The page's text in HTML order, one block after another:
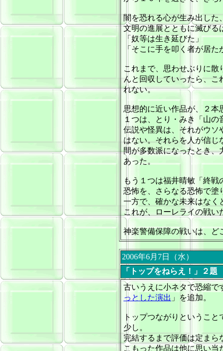
闇を恐れる心が生み出した
文明の進展とともに滅びる
「奴等は生き延びた」
「そこに手を叩く者が居た
これまで、思わせぶりに
んと回収していったら、
れない。
思想的に近い作品が、２本
１つは、とり・みき「山の
伝説や怪異は、それがウソ
はない。それらを人が信じ
間が多数派になったとき、
あった。
もう１つは福井晴敏「終
恐怖を、さらなる恐怖で塗
一方で、確かな未来はなく
これが、ローレライの戦い
神楽警備保障の戦いは、ど
2006年6月7日（水）
「トップをねらえ！」２題
古いうえに小ネタで恐縮で
っとした演出 」 を追加。
トップつながりというこ
少し。
完結するまで評価は定まら
こもった作品は他に思い当